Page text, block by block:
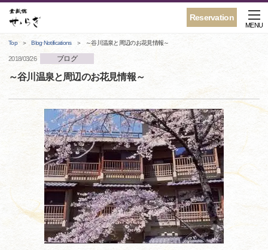
Reservation
MENU
Top Blog·Notifications ～谷川温泉と周辺のお花見情報～
2018/03/26 ブログ
～谷川温泉と周辺のお花見情報～